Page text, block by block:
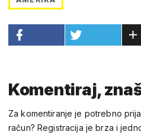
Komentiraj,
Za komentiranje je potrebno
račun? Registracija je brza i